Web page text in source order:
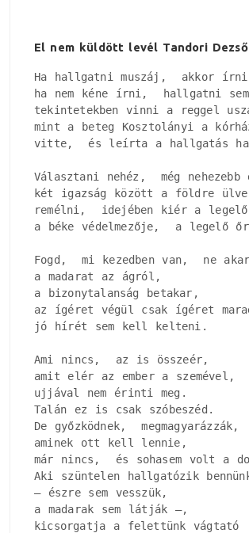
El nem küldött levél Tandori
Ha hallgatni muszáj,  akkor
ha nem kéne írni,  hallgatni
tekintetekben vinni a reggel
mint a beteg Kosztolányi a
vitte,  és leírta a hallgatás
Választani nehéz,  még
két igazság között a földre ülve
remélni,  idejében kiér a
a béke védelmezője,  a legelő
Fogd,  mi kezedben van,  ne
a madarat az ágról,
a bizonytalanság betakar,
az ígéret végül csak ígéret
jó hírét sem kell kelteni.
Ami nincs,  az is összeér,
amit elér az ember a szemével,
ujjával nem érinti meg.
Talán ez is csak szóbeszéd.
De győzködnek,  megmagyarázzák,
aminek ott kell lennie,
már nincs,  és sohasem volt a
Aki szüntelen hallgatózik
– észre sem vesszük,
a madarak sem látják –,
kicsorgatja a felettünk vágtató